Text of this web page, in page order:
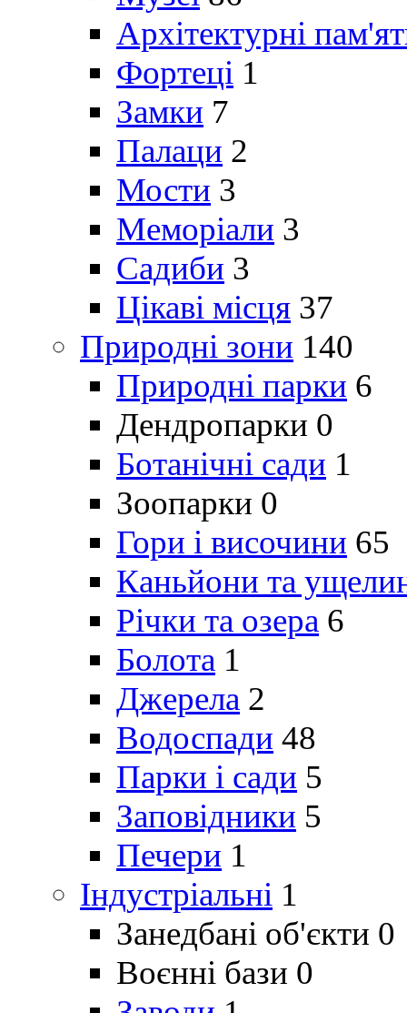
Архітектурні
Фортеці 1
Замки 7
Палаци 2
Мости 3
Меморіали 3
Садиби 3
Цікаві місця 37
Природні зони 140
Природні парки 6
Дендропарки 0
Ботанічні сади 1
Зоопарки 0
Гори і височини 65
Каньйони та
Річки та озера 6
Болота 1
Джерела 2
Водоспади 48
Парки і сади 5
Заповідники 5
Печери 1
Індустріальні 1
Занедбані об'єкти 0
Воєнні бази 0